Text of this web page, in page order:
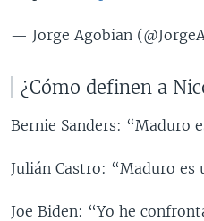
— Jorge Agobian
¿Cómo definen a
Bernie Sanders: “Maduro
Julián Castro: “Maduro es
Joe Biden: “Yo he